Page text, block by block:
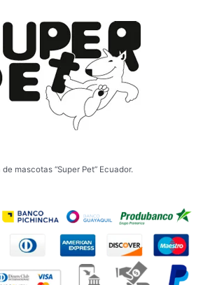
mascotas “Super Pet” Ecuador.